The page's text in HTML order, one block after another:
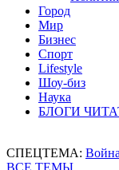
Город
Мир
Бизнес
Спорт
Lifestyle
Шоу-биз
Наука
БЛОГИ
СПЕЦТЕМА:
ВСЕ ТЕМЫ